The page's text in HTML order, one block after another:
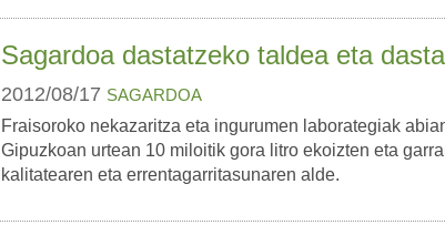
Sagardoa dastatzeko taldea eta
2012/08/17 SAGARDOA
Fraisoroko nekazaritza eta ingurumen laborategiak
Gipuzkoan urtean 10 miloitik gora litro ekoizten eta
kalitatearen eta errentagarritasunaren alde.